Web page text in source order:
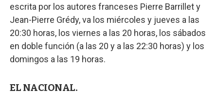
escrita por los autores franceses Pierre Barrillet y
Jean-Pierre Grédy, va los miércoles y jueves a las
20:30 horas, los viernes a las 20 horas, los sábados
en doble función (a las 20 y a las 22:30 horas) y los
domingos a las 19 horas.
EL NACIONAL.